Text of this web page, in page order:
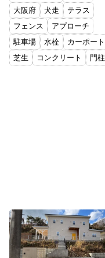
大阪府
犬走
テラス
フェンス
アプローチ
駐車場
水栓
カーポート
芝生
コンクリート 門柱